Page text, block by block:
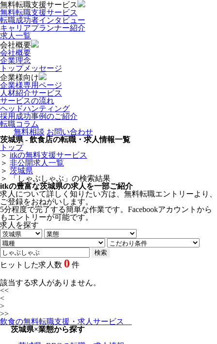
無料転職支援サービス
無料転職支援サービス
転職成功者インタビュー
キャリアプランナー紹介
求人一覧
会社概要
会社概要
企業理念
トップメッセージ
企業様向け
企業様専用ページ
人材紹介サービス
サービスの流れ
ヘッドハンティング
採用成功事例のご紹介
転職コラム
無料相談 お問い合わせ
茨城県 - 飲食店の転職・求人情報一覧
トップ
＞ itkの無料支援サービス
＞ 非公開求人一覧
＞ 茨城県
＞
「しゃぶしゃぶ」の検索結果
itkの豊富な茨城県の求人を一部ご紹介
求人について詳しく知りたい方は、無料転職エントリーより、
ご登録をおねがいします。
5分程度で完了する簡単な作業です。Facebookアカウントから
もエントリーが可能です。
求人を探す
ヒットした求人数 0 件
該当する求人がありません。
<<
<
>
>>
飲食の無料転職支援・求人サービス
茨城県×業態から探す